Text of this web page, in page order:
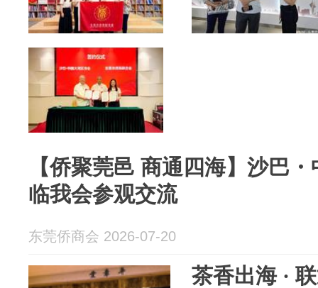
【侨聚莞邑 商通四海】沙巴
临我会参观交流
东莞侨商会 2026-07-20
茶香出海 ·